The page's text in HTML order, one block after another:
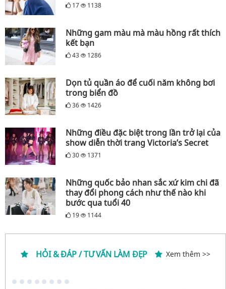
17 1138
Những gam màu mà màu hồng rất thích
kết bạn
43 1286
Dọn tủ quần áo để cuối năm không bơi
trong biển đồ
36 1426
Những điều đặc biệt trong lần trở lại của
show diễn thời trang Victoria’s Secret
30 1371
Những quốc bảo nhan sắc xứ kim chi đã
thay đổi phong cách như thế nào khi
bước qua tuổi 40
19 1144
HỎI & ĐÁP / TƯ VẤN LÀM ĐẸP Xem thêm >>